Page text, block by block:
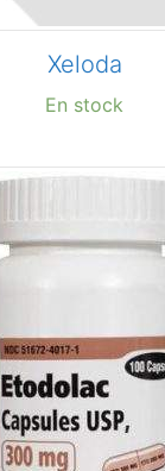
Xeloda
En stock